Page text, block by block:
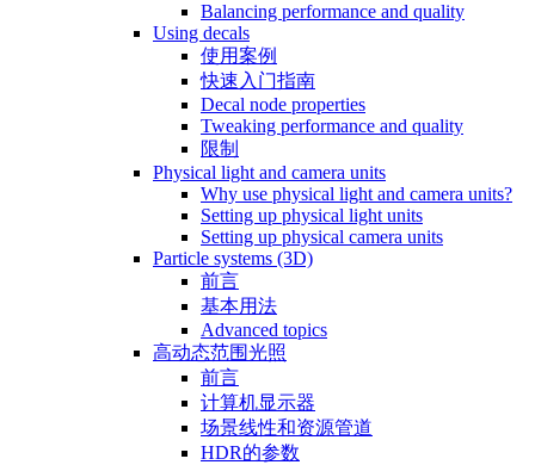
Balancing performance and quality
Using decals
使用案例
快速入门指南
Decal node properties
Tweaking performance and quality
限制
Physical light and camera units
Why use physical light and camera units?
Setting up physical light units
Setting up physical camera units
Particle systems (3D)
前言
基本用法
Advanced topics
高动态范围光照
前言
计算机显示器
场景线性和资源管道
HDR的参数